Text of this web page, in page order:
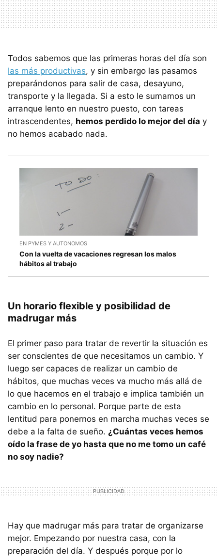
Todos sabemos que las primeras horas del día son
las más productivas, y sin embargo las pasamos
preparándonos para salir de casa, desayuno,
transporte y la llegada. Si a esto le sumamos un
arranque lento en nuestro puesto, con tareas
intrascendentes, hemos perdido lo mejor del día y
no hemos acabado nada.
EN PYMES Y AUTONOMOS
Con la vuelta de vacaciones regresan los malos
hábitos al trabajo
Un horario flexible y posibilidad de
madrugar más
El primer paso para tratar de revertir la situación es
ser conscientes de que necesitamos un cambio. Y
luego ser capaces de realizar un cambio de
hábitos, que muchas veces va mucho más allá de
lo que hacemos en el trabajo e implica también un
cambio en lo personal. Porque parte de esta
lentitud para ponernos en marcha muchas veces se
debe a la falta de sueño. ¿Cuántas veces hemos
oído la frase de yo hasta que no me tomo un café
no soy nadie?
Hay que madrugar más para tratar de organizarse
mejor. Empezando por nuestra casa, con la
preparación del día. Y después porque por lo